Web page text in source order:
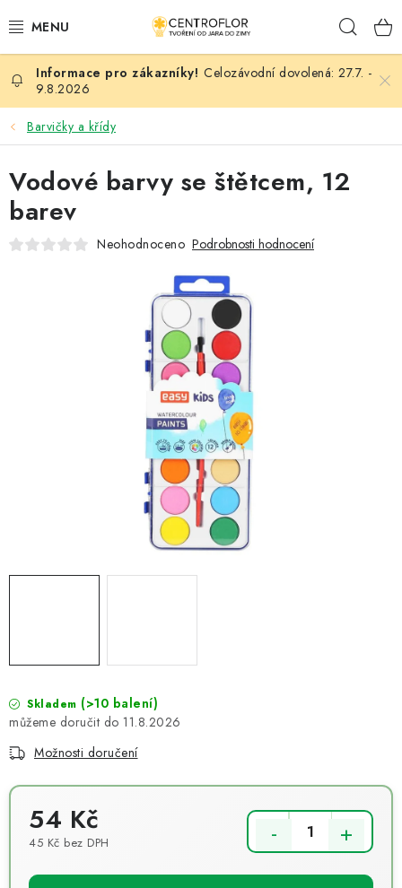
na
SEZÓNNÍ TVOŘENÍ
DŘEVĚNÉ VÝROBKY
MEDAILE
PLACKY A MAGNETKY
Kontaktujte nás
O nás - kdo jsme?
Obchodní podmínky
Podmínky ochrany osobních údajů
Jak získat lepší ceny?
Celozávodní dovolená: 27.7. -
9.8.2026
Barvičky a křídy
Skladem (>10 balení)
11.8.2026
Možnosti doručení
54 Kč
45 Kč bez DPH
Vodové barvy se štětcem, 12
barev
Neohodnoceno Podrobnosti hodnocení